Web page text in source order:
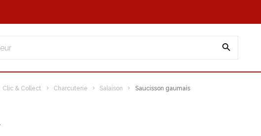
Clic & Collect Charcuterie Salaison Saucisson gaumais